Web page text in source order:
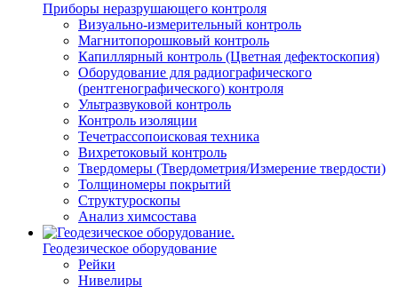
Приборы неразрушающего контроля
Визуально-измерительный контроль
Магнитопорошковый контроль
Капиллярный контроль (Цветная дефектоскопия)
Оборудование для радиографического
(рентгенографического) контроля
Ультразвуковой контроль
Контроль изоляции
Течетрассопоисковая техника
Вихретоковый контроль
Твердомеры (Твердометрия/Измерение твердости)
Толщиномеры покрытий
Структуроскопы
Анализ химсостава
Геодезическое оборудование
Рейки
Нивелиры